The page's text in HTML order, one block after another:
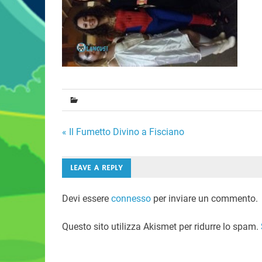
Navigazione
articoli
« Il Fumetto Divino a Fisciano
LEAVE A REPLY
Devi essere connessoper inviare un commento.
Questo sito utilizza Akismet per ridurre lo spam.